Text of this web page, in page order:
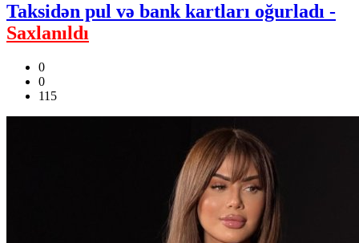
Taksidən pul və bank kartları oğurladı -
Saxlanıldı
0
0
115